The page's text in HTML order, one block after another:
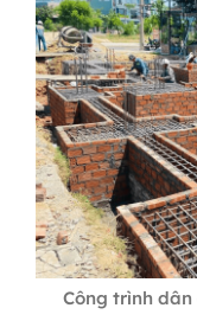
Công trình